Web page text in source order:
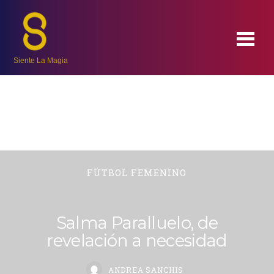
Siente La Magia
FÚTBOL FEMENINO
Salma Paralluelo, de
revelación a necesidad
ANDREA SANCHIS